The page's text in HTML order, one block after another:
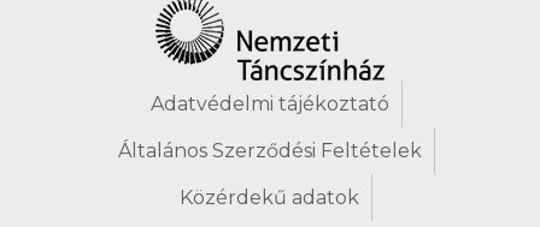
Adatvédelmi tájékoztató
Általános Szerződési Feltételek
Közérdekű adatok